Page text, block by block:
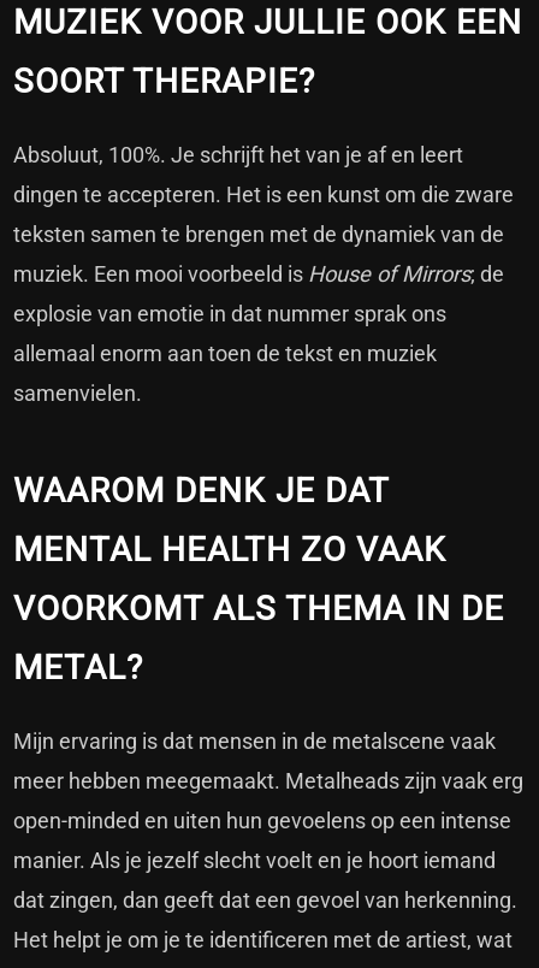
MUZIEK VOOR JULLIE OOK EEN
SOORT THERAPIE?
Absoluut, 100%. Je schrijft het van je af en leert
dingen te accepteren. Het is een kunst om die zware
teksten samen te brengen met de dynamiek van de
muziek. Een mooi voorbeeld is House of Mirrors; de
explosie van emotie in dat nummer sprak ons
allemaal enorm aan toen de tekst en muziek
samenvielen.
WAAROM DENK JE DAT
MENTAL HEALTH ZO VAAK
VOORKOMT ALS THEMA IN DE
METAL?
Mijn ervaring is dat mensen in de metalscene vaak
meer hebben meegemaakt. Metalheads zijn vaak erg
open-minded en uiten hun gevoelens op een intense
manier. Als je jezelf slecht voelt en je hoort iemand
dat zingen, dan geeft dat een gevoel van herkenning.
Het helpt je om je te identificeren met de artiest, wat